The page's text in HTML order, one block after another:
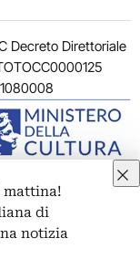
Decreto Direttoriale
II, 287 –
personali
mattina!
di
notizia